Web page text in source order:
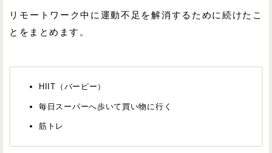
リモートワーク中に運動不足を解消するために続けたこ
とをまとめます。
HIIT（バーピー）
毎日スーパーへ歩いて買い物に行く
筋トレ